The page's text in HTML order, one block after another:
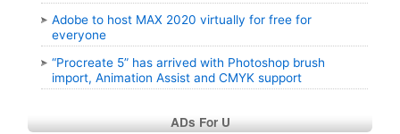
Adobe to host MAX 2020 virtually for free for
everyone
“Procreate 5” has arrived with Photoshop brush
import, Animation Assist and CMYK support
ADs For U